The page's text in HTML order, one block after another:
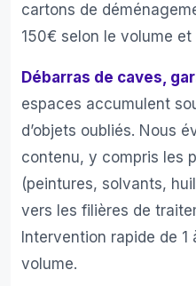
cartons de
150€ selon le volume et
Débarras de caves,
espaces accumulent
d’objets oubliés. Nous
contenu, y compris les
(peintures, solvants,
vers les filières de
Intervention rapide de
volume.